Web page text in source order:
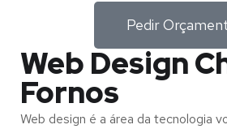
Pedir
Web Design
Fornos
Web design é a área da tecnologia